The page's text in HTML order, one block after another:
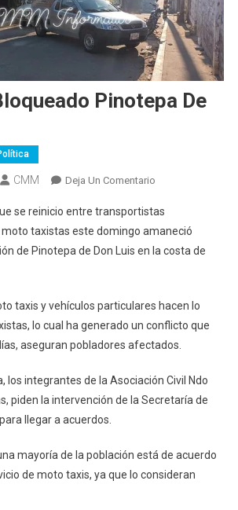
Pinotepa De
CMM Deja Un ComentarioEn
Bloqueado
Pinotepa
De
se reinicio entre transportistas
taxistas este domingo amaneció
de Pinotepa de Don Luis en la costa de
taxis y vehículos particulares hacen lo
lo cual ha generado un conflicto que
aseguran pobladores afectados.
los integrantes de la Asociación Civil Ndo
piden la intervención de la Secretaría de
llegar a acuerdos.
mayoría de la población está de acuerdo
de moto taxis, ya que lo consideran